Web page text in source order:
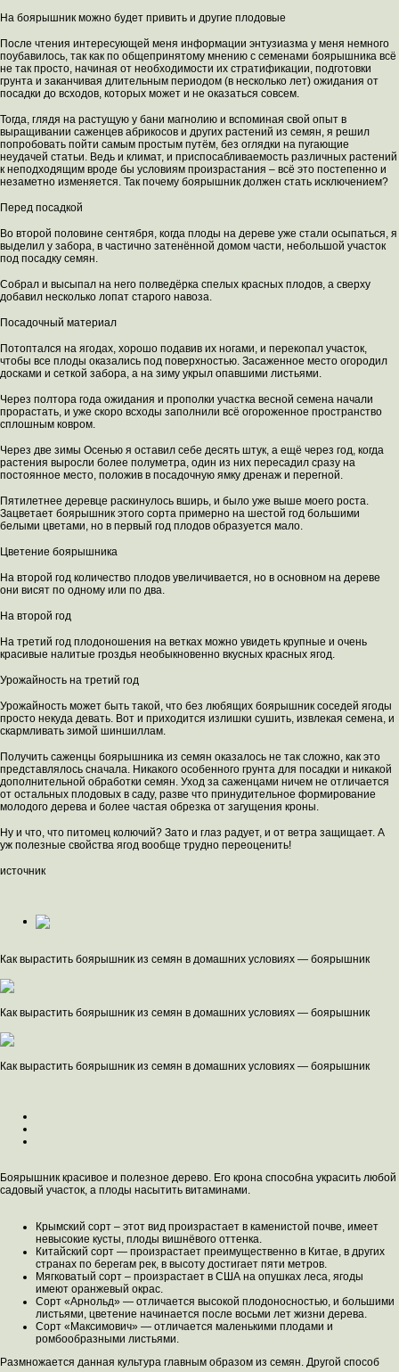
На боярышник можно будет привить и другие плодовые
После чтения интересующей меня информации энтузиазма у меня немного
поубавилось, так как по общепринятому мнению с семенами боярышника всё
не так просто, начиная от необходимости их стратификации, подготовки
грунта и заканчивая длительным периодом (в несколько лет) ожидания от
посадки до всходов, которых может и не оказаться совсем.
Тогда, глядя на растущую у бани магнолию и вспоминая свой опыт в
выращивании саженцев абрикосов и других растений из семян, я решил
попробовать пойти самым простым путём, без оглядки на пугающие
неудачей статьи. Ведь и климат, и приспосабливаемость различных растений
к неподходящим вроде бы условиям произрастания – всё это постепенно и
незаметно изменяется. Так почему боярышник должен стать исключением?
Перед посадкой
Во второй половине сентября, когда плоды на дереве уже стали осыпаться, я
выделил у забора, в частично затенённой домом части, небольшой участок
под посадку семян.
Собрал и высыпал на него полведёрка спелых красных плодов, а сверху
добавил несколько лопат старого навоза.
Посадочный материал
Потоптался на ягодах, хорошо подавив их ногами, и перекопал участок,
чтобы все плоды оказались под поверхностью. Засаженное место огородил
досками и сеткой забора, а на зиму укрыл опавшими листьями.
Через полтора года ожидания и прополки участка весной семена начали
прорастать, и уже скоро всходы заполнили всё огороженное пространство
сплошным ковром.
Через две зимы Осенью я оставил себе десять штук, а ещё через год, когда
растения выросли более полуметра, один из них пересадил сразу на
постоянное место, положив в посадочную ямку дренаж и перегной.
Пятилетнее деревце раскинулось вширь, и было уже выше моего роста.
Зацветает боярышник этого сорта примерно на шестой год большими
белыми цветами, но в первый год плодов образуется мало.
Цветение боярышника
На второй год количество плодов увеличивается, но в основном на дереве
они висят по одному или по два.
На второй год
На третий год плодоношения на ветках можно увидеть крупные и очень
красивые налитые гроздья необыкновенно вкусных красных ягод.
Урожайность на третий год
Урожайность может быть такой, что без любящих боярышник соседей ягоды
просто некуда девать. Вот и приходится излишки сушить, извлекая семена, и
скармливать зимой шиншиллам.
Получить саженцы боярышника из семян оказалось не так сложно, как это
представлялось сначала. Никакого особенного грунта для посадки и никакой
дополнительной обработки семян. Уход за саженцами ничем не отличается
от остальных плодовых в саду, разве что принудительное формирование
молодого дерева и более частая обрезка от загущения кроны.
Ну и что, что питомец колючий? Зато и глаз радует, и от ветра защищает. А
уж полезные свойства ягод вообще трудно переоценить!
источник
Как вырастить боярышник из семян в домашних условиях — боярышник
Как вырастить боярышник из семян в домашних условиях — боярышник
Как вырастить боярышник из семян в домашних условиях — боярышник
Боярышник красивое и полезное дерево. Его крона способна украсить любой
садовый участок, а плоды насытить витаминами.
Крымский сорт – этот вид произрастает в каменистой почве, имеет
невысокие кусты, плоды вишнёвого оттенка.
Китайский сорт — произрастает преимущественно в Китае, в других
странах по берегам рек, в высоту достигает пяти метров.
Мягковатый сорт – произрастает в США на опушках леса, ягоды
имеют оранжевый окрас.
Сорт «Арнольд» — отличается высокой плодоносностью, и большими
листьями, цветение начинается после восьми лет жизни дерева.
Сорт «Максимович» — отличается маленькими плодами и
ромбообразными листьями.
Размножается данная культура главным образом из семян. Другой способ